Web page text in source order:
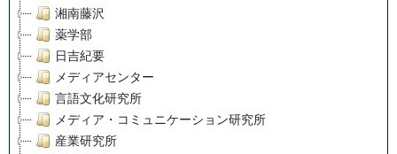
湘南藤沢
薬学部
日吉紀要
メディアセンター
言語文化研究所
メディア・コミュニケーション研究所
産業研究所